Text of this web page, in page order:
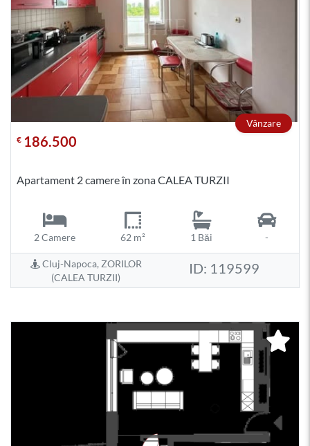
Vânzare
€ 186.500
Apartament 2 camere în zona CALEA TURZII
2 Camere 62 m² 1 Băi -
Cluj-Napoca, ZORILOR
(CALEA TURZII)
ID: 119599